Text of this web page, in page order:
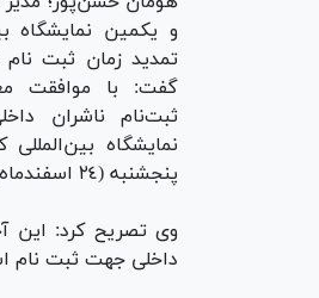
و یکمین نمایشگاه
تمدید زمان ثبت نام
گفت: با موافقت
ثبت‌نام ناشران
نمایشگاه بین‌المللی
پنجشنبه (٢٤ اسفندماه) تمدید شد.
وی تصریح کرد: این
داخلی جهت ثبت نام